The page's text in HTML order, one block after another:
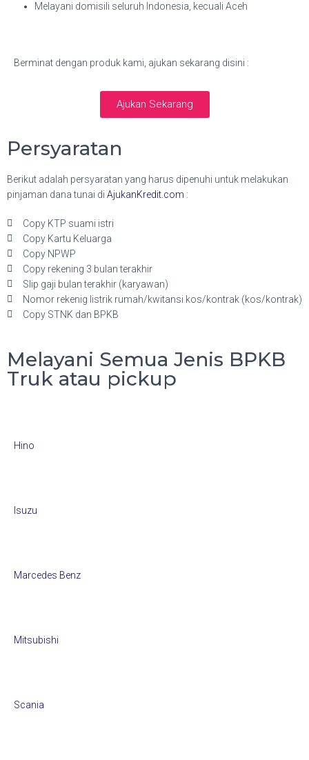
Melayani domisili seluruh Indonesia, kecuali Aceh
Berminat dengan produk kami, ajukan sekarang disini :
Ajukan Sekarang
Persyaratan
Berikut adalah persyaratan yang harus dipenuhi untuk melakukan
pinjaman dana tunai di AjukanKredit.com :
Copy KTP suami istri
Copy Kartu Keluarga
Copy NPWP
Copy rekening 3 bulan terakhir
Slip gaji bulan terakhir (karyawan)
Nomor rekenig listrik rumah/kwitansi kos/kontrak (kos/kontrak)
Copy STNK dan BPKB
Melayani Semua Jenis BPKB
Truk atau pickup
Hino
Isuzu
Marcedes Benz
Mitsubishi
Scania